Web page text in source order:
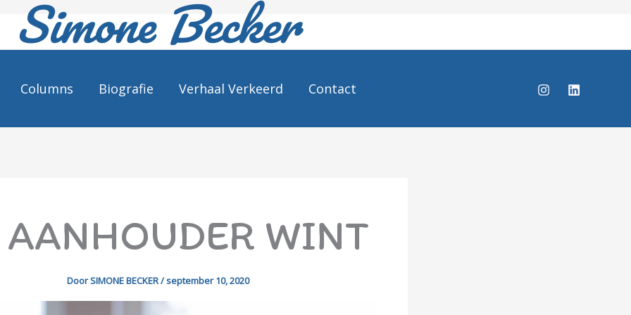
Simone Becker
Columns Biografie Verhaal Verkeerd Contact
AANHOUDER WINT
DoorSIMONE BECKER/september 10, 2020